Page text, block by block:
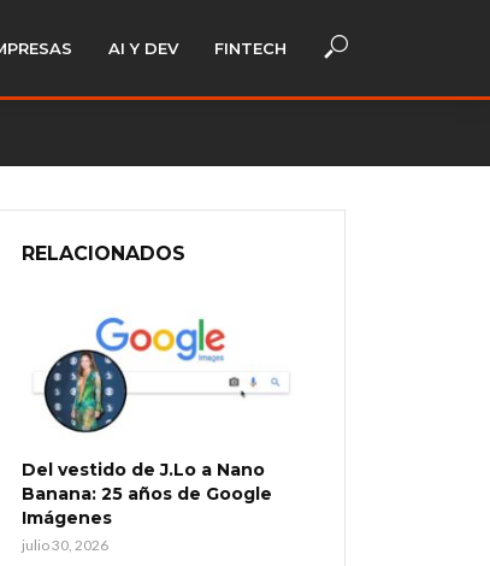
AI Y DEV FINTECH
RELACIONADOS
Del vestido de J.Lo a Nano
Banana: 25 años de Google
Imágenes
julio 30, 2026